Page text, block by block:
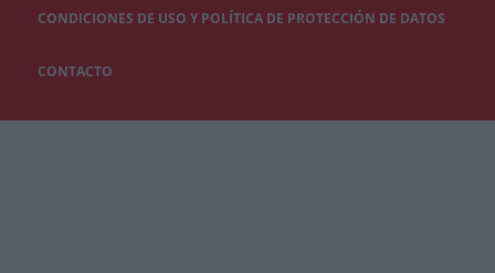
CONDICIONES DE USO Y POLÍTICA DE PROTECCIÓN DE DATOS
CONTACTO